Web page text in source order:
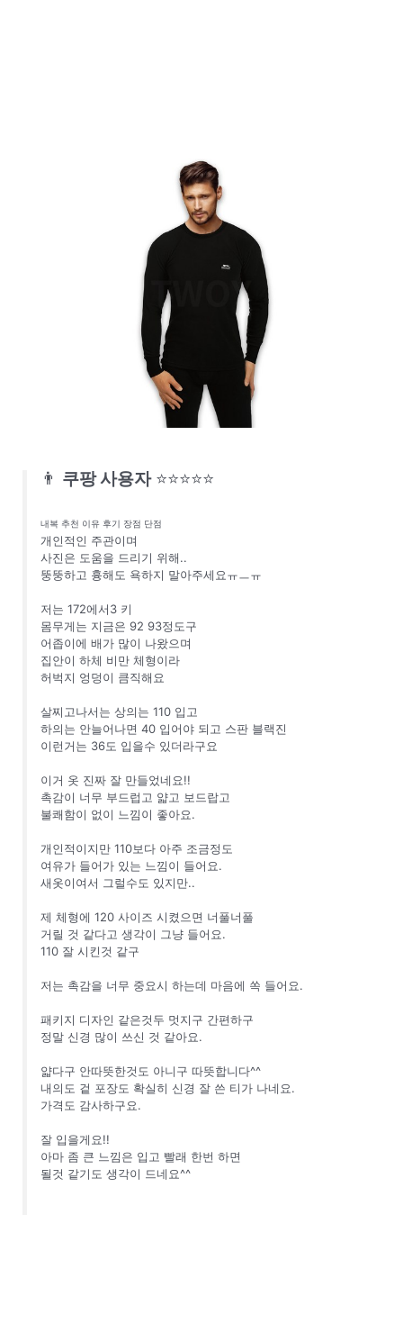
👨 쿠팡 사용자 ⭐⭐⭐⭐⭐
내복 추천 이유 후기 장점 단점
개인적인 주관이며
사진은 도움을 드리기 위해..
뚱뚱하고 흉해도 욕하지 말아주세요ㅠㅡㅠ
저는 172에서3 키
몸무게는 지금은 92 93정도구
어좁이에 배가 많이 나왔으며
집안이 하체 비만 체형이라
허벅지 엉덩이 큼직해요
살찌고나서는 상의는 110 입고
하의는 안늘어나면 40 입어야 되고 스판 블랙진
이런거는 36도 입을수 있더라구요
이거 옷 진짜 잘 만들었네요!!
촉감이 너무 부드럽고 얇고 보드랍고
불쾌함이 없이 느낌이 좋아요.
개인적이지만 110보다 아주 조금정도
여유가 들어가 있는 느낌이 들어요.
새옷이여서 그럴수도 있지만..
제 체형에 120 사이즈 시켰으면 너풀너풀
거릴 것 같다고 생각이 그냥 들어요.
110 잘 시킨것 같구
저는 촉감을 너무 중요시 하는데 마음에 쏙 들어요.
패키지 디자인 같은것두 멋지구 간편하구
정말 신경 많이 쓰신 것 같아요.
얇다구 안따뜻한것도 아니구 따뜻합니다^^
내의도 겉 포장도 확실히 신경 잘 쓴 티가 나네요.
가격도 감사하구요.
잘 입을게요!!
아마 좀 큰 느낌은 입고 빨래 한번 하면
될것 같기도 생각이 드네요^^